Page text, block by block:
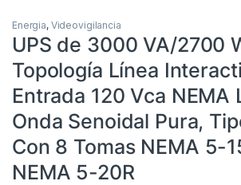
Energia, Videovigilancia
UPS de 3000 VA/2700
Topología Línea
Entrada 120 Vca NEMA
Onda Senoidal Pura,
Con 8 Tomas NEMA 5-
NEMA 5-20R